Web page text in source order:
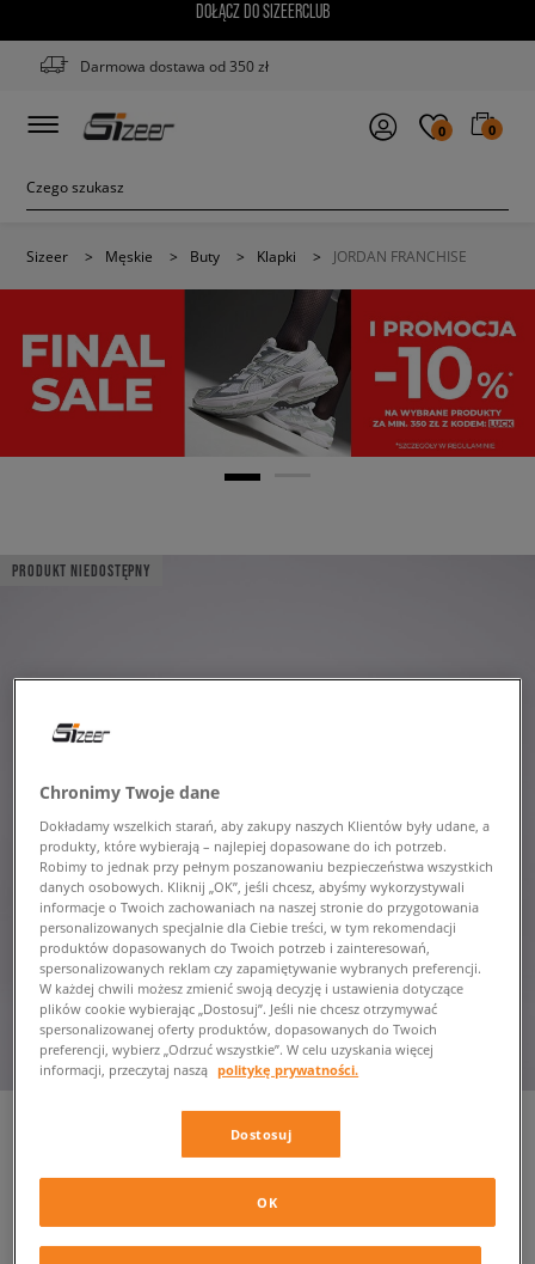
DOŁĄCZ DO SIZEERCLUB
Darmowa dostawa od 350 zł
0 0
Sizeer > Męskie > Buty > Klapki > JORDAN FRANCHISE
PRODUKT NIEDOSTĘPNY
JORDAN FRANCHISE
Chronimy Twoje dane
Dokładamy wszelkich starań, aby zakupy naszych Klientów były udane, a
produkty, które wybierają – najlepiej dopasowane do ich potrzeb.
Robimy to jednak przy pełnym poszanowaniu bezpieczeństwa wszystkich
danych osobowych. Kliknij „OK”, jeśli chcesz, abyśmy wykorzystywali
informacje o Twoich zachowaniach na naszej stronie do przygotowania
personalizowanych specjalnie dla Ciebie treści, w tym rekomendacji
produktów dopasowanych do Twoich potrzeb i zainteresowań,
spersonalizowanych reklam czy zapamiętywanie wybranych preferencji.
W każdej chwili możesz zmienić swoją decyzję i ustawienia dotyczące
plików cookie wybierając „Dostosuj”. Jeśli nie chcesz otrzymywać
spersonalizowanej oferty produktów, dopasowanych do Twoich
preferencji, wybierz „Odrzuć wszystkie”. W celu uzyskania więcej
informacji, przeczytaj naszą politykę prywatności.
Dostosuj
OK